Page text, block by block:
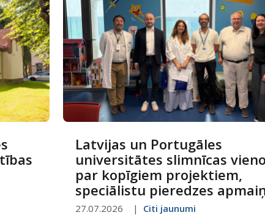
Latvijas un Portugāles
universitātes slimnīcas
par kopīgiem projektiem,
speciālistu pieredzes
digitalizācijas attīstību
27.07.2026 Citi jaunumi